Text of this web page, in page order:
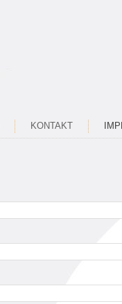
KONTAKT